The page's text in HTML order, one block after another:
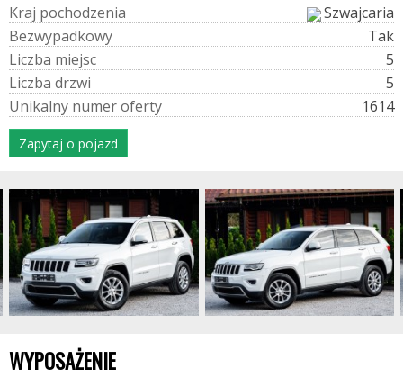
Kraj pochodzenia
Szwajcaria
Bezwypadkowy
Tak
Liczba miejsc
5
Liczba drzwi
5
Unikalny numeroferty 1614
Zapytaj o pojazd
WYPOSAŻENIE